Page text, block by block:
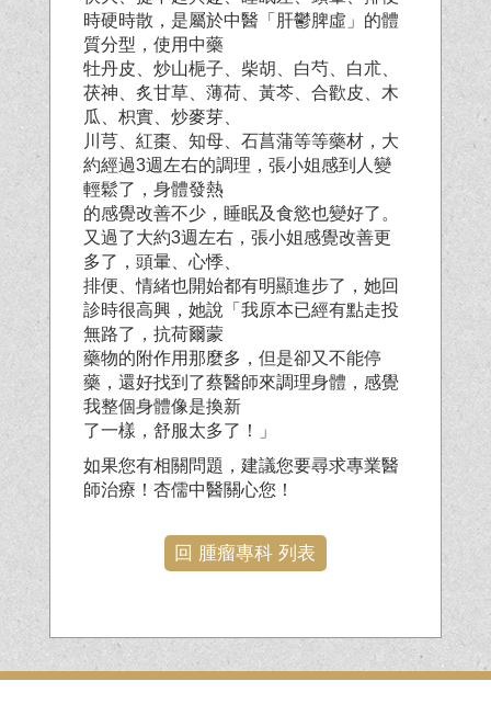
時硬時散，是屬於中醫「肝鬱脾虛」的體
質分型，使用中藥
牡丹皮、炒山梔子、柴胡、白芍、白朮、
茯神、炙甘草、薄荷、黃芩、合歡皮、木
瓜、枳實、炒麥芽、
川芎、紅棗、知母、石菖蒲等等藥材，大
約經過3週左右的調理，張小姐感到人變
輕鬆了，身體發熱
的感覺改善不少，睡眠及食慾也變好了。
又過了大約3週左右，張小姐感覺改善更
多了，頭暈、心悸、
排便、情緒也開始都有明顯進步了，她回
診時很高興，她說「我原本已經有點走投
無路了，抗荷爾蒙
藥物的附作用那麼多，但是卻又不能停
藥，還好找到了蔡醫師來調理身體，感覺
我整個身體像是換新
了一樣，舒服太多了！」
如果您有相關問題，建議您要尋求專業醫
師治療！杏儒中醫關心您！
回 腫瘤專科 列表